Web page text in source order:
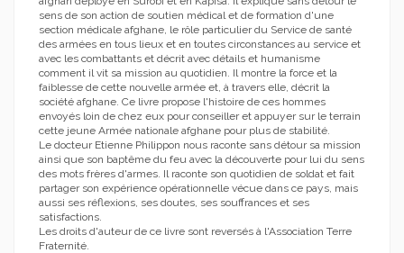
sens de son action de soutien médical et de formation d'une
section médicale afghane, le rôle particulier du Service de santé
des armées en tous lieux et en toutes circonstances au service et
avec les combattants et décrit avec détails et humanisme
comment il vit sa mission au quotidien. Il montre la force et la
faiblesse de cette nouvelle armée et, à travers elle, décrit la
société afghane. Ce livre propose l'histoire de ces hommes
envoyés loin de chez eux pour conseiller et appuyer sur le terrain
cette jeune Armée nationale afghane pour plus de stabilité.
Le docteur Etienne Philippon nous raconte sans détour sa mission
ainsi que son baptême du feu avec la découverte pour lui du sens
des mots frères d'armes. Il raconte son quotidien de soldat et fait
partager son expérience opérationnelle vécue dans ce pays, mais
aussi ses réflexions, ses doutes, ses souffrances et ses
satisfactions.
Les droits d'auteur de ce livre sont reversés à l'Association Terre
Fraternité.